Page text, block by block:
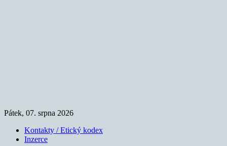
Pátek, 07. srpna 2026
Kontakty / Etický kodex
Inzerce